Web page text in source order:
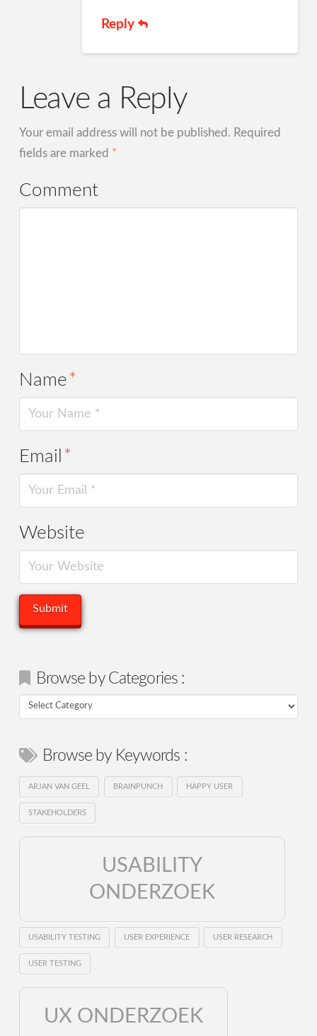
Reply
Leave a Reply
Your email address will not be published. Required
fields are marked *
Comment
Name*
Email*
Website
Browse by Categories :
Browse
by
:
Browse by Keywords :
ARJAN VAN GEEL BRAINPUNCH HAPPY USER
STAKEHOLDERS
USABILITY
ONDERZOEK
USABILITY TESTING USER EXPERIENCE USER RESEARCH
USER TESTING
UX ONDERZOEK